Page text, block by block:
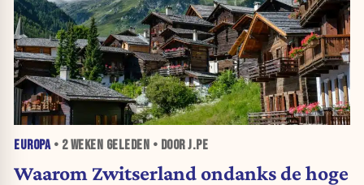
EUROPA• 2 WEKEN GELEDEN • DOOR J.PE
Waarom Zwitserland ondanks de hoge